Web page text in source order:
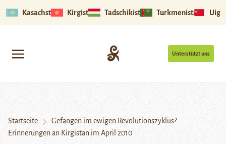
Kasachstan Kirgistan Tadschikistan Turkmenistan
Unterstützt uns
Startseite
Gefangen im ewigen Revolutionszyklus?
Erinnerungen an Kirgistan im April 2010